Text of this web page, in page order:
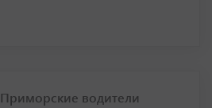
Приморские водители